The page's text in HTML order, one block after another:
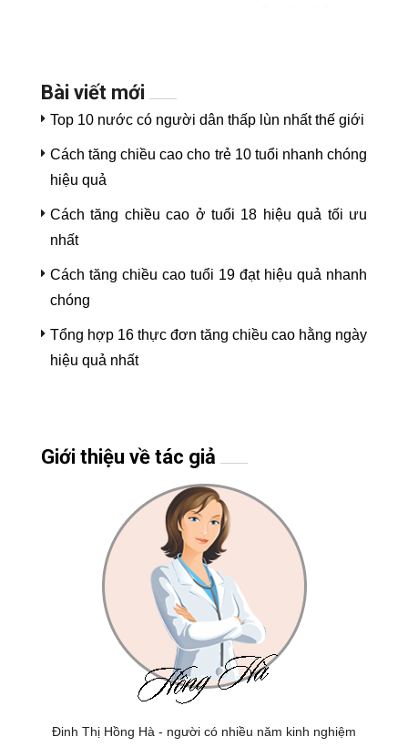
Bài viết mới
Top 10 nước có người dân thấp lùn nhất thế giới
Cách tăng chiều cao cho trẻ 10 tuổi nhanh chóng
hiệu quả
Cách tăng chiều cao ở tuổi 18 hiệu quả tối ưu
nhất
Cách tăng chiều cao tuổi 19 đạt hiệu quả nhanh
chóng
Tổng hợp 16 thực đơn tăng chiều cao hằng ngày
hiệu quả nhất
Giới thiệu về tác giả
Đinh Thị Hồng Hà - người có nhiều năm kinh nghiệm